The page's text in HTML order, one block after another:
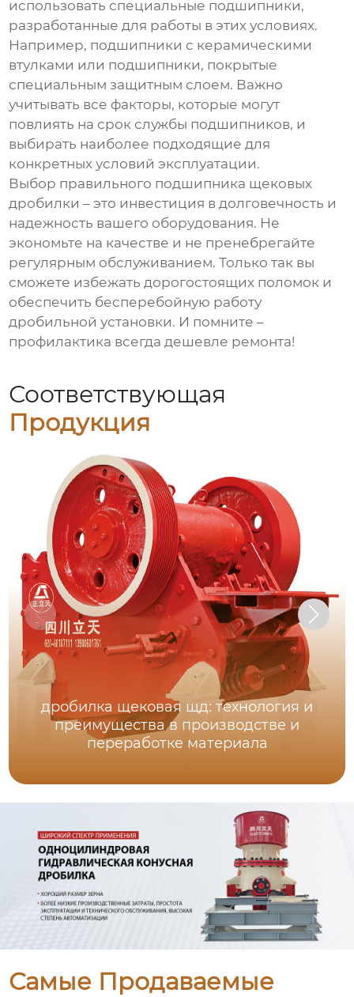
использовать специальные подшипники,
разработанные для работы в этих условиях.
Например, подшипники с керамическими
втулками или подшипники, покрытые
специальным защитным слоем. Важно
учитывать все факторы, которые могут
повлиять на срок службы подшипников, и
выбирать наиболее подходящие для
конкретных условий эксплуатации.
Выбор правильного подшипника щековых
дробилки – это инвестиция в долговечность и
надежность вашего оборудования. Не
экономьте на качестве и не пренебрегайте
регулярным обслуживанием. Только так вы
сможете избежать дорогостоящих поломок и
обеспечить бесперебойную работу
дробильной установки. И помните –
профилактика всегда дешевле ремонта!
Соответствующая
Продукция
дробилка щековая щд: технология и
преимущества в производстве и
переработке материала
Самые Продаваемые